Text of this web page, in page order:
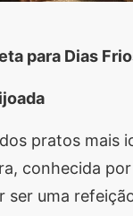
para Dias
pratos mais
conhecida
ser uma